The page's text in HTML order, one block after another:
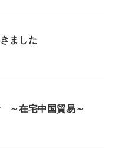
ました
～在宅中国貿易～